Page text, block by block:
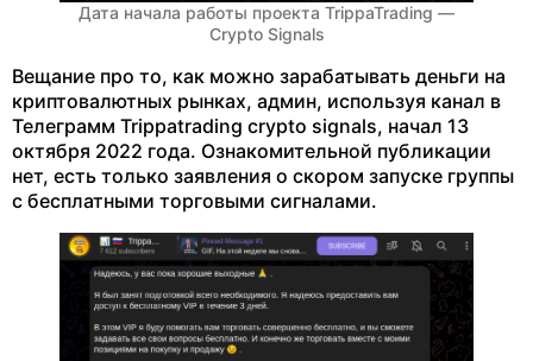
Дата начала работы проекта TrippaTrading —
Crypto Signals
Вещание про то, как можно зарабатывать деньги на
криптовалютных рынках, админ, используя канал в
Телеграмм Trippatrading crypto signals, начал 13
октября 2022 года. Ознакомительной публикации
нет, есть только заявления о скором запуске группы
с бесплатными торговыми сигналами.